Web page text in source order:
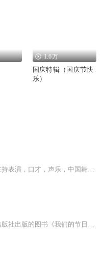
1.6万
国庆特辑（国庆节快
乐）